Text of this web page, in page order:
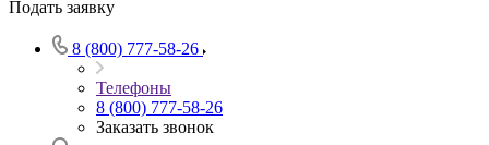
Подать заявку
8 (800) 777-58-26
Телефоны
8 (800) 777-58-26
Заказать звонок